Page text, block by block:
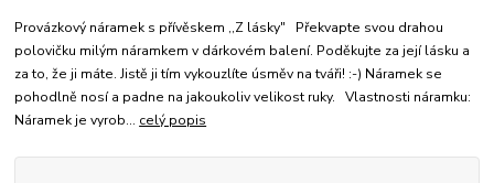
Provázkový náramek s přívěskem ,,Z lásky" Překvapte svou drahou
polovičku milým náramkem v dárkovém balení. Poděkujte za její lásku a
za to, že ji máte. Jistě ji tím vykouzlíte úsměv na tváři! :-) Náramek se
pohodlně nosí a padne na jakoukoliv velikost ruky. Vlastnosti náramku:
Náramek je vyrob... celý popis